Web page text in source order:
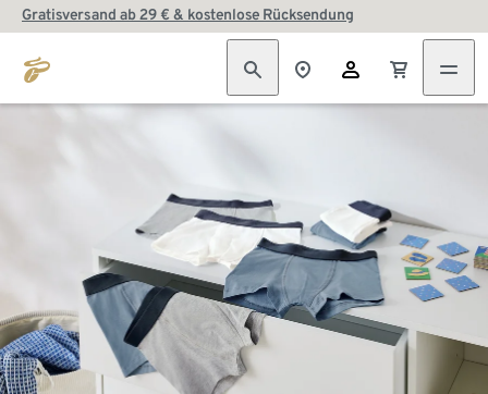
Gratisversand ab 29 € & kostenlose Rücksendung